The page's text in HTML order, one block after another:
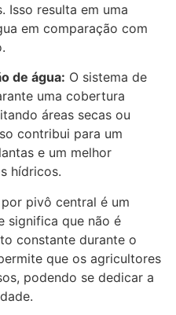
Isso resulta em uma
em comparação com
de água: O sistema de
uma cobertura
áreas secas ou
contribui para um
e um melhor
hídricos.
pivô central é um
significa que não é
constante durante o
que os agricultores
podendo se dedicar a